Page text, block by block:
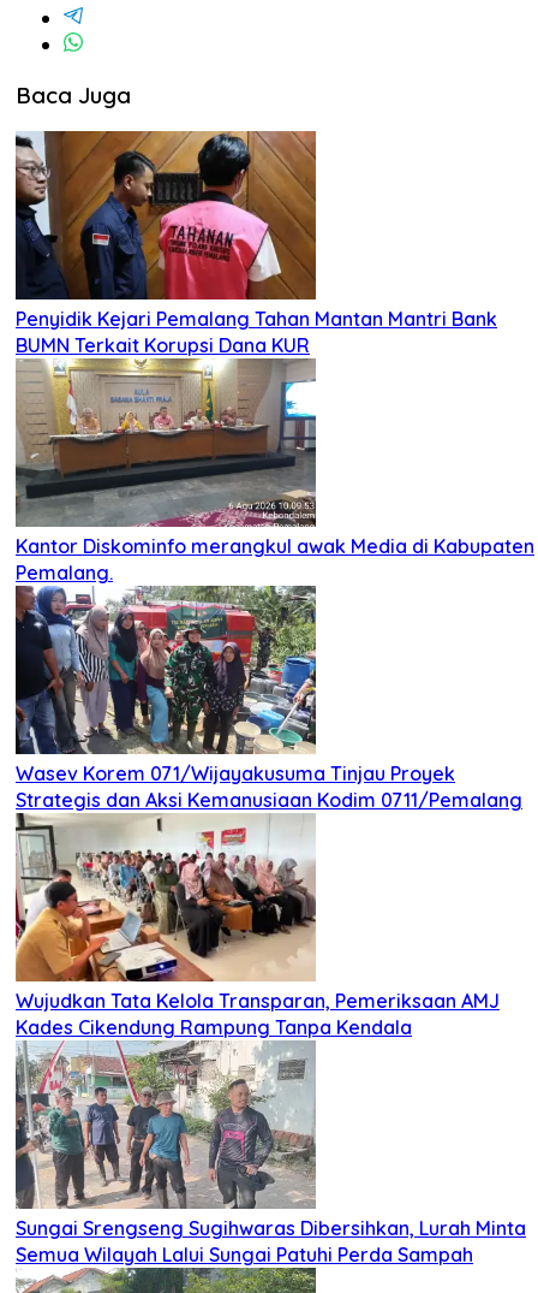
Baca Juga
Penyidik Kejari Pemalang Tahan Mantan Mantri Bank
BUMN Terkait Korupsi Dana KUR
Kantor Diskominfo merangkul awak Media di Kabupaten
Pemalang.
Wasev Korem 071/Wijayakusuma Tinjau Proyek
Strategis dan Aksi Kemanusiaan Kodim 0711/Pemalang
Wujudkan Tata Kelola Transparan, Pemeriksaan AMJ
Kades Cikendung Rampung Tanpa Kendala
Sungai Srengseng Sugihwaras Dibersihkan, Lurah Minta
Semua Wilayah Lalui Sungai Patuhi Perda Sampah